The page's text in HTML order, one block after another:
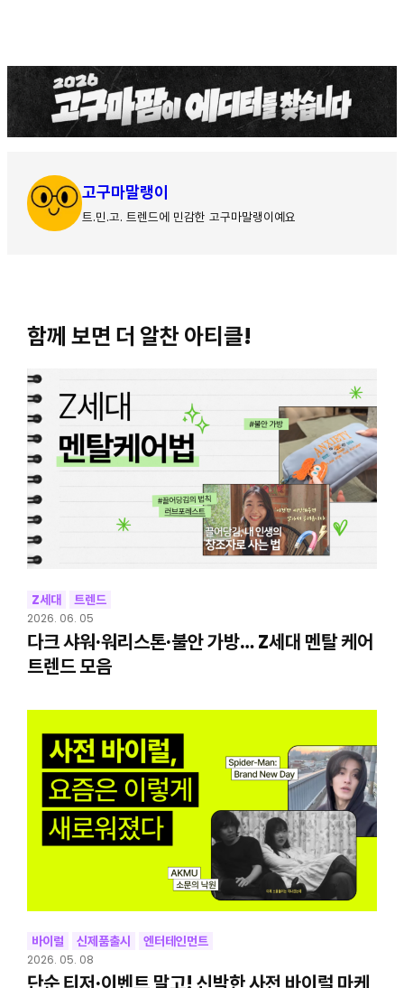
고구마말랭이
트.민.고. 트렌드에 민감한 고구마말랭이예요
함께 보면 더 알찬 아티클!
Z세대 트렌드
2026. 06. 05
다크 샤워·워리스톤·불안 가방… Z세대 멘탈 케어
트렌드 모음
바이럴 신제품출시 엔터테인먼트
2026. 05. 08